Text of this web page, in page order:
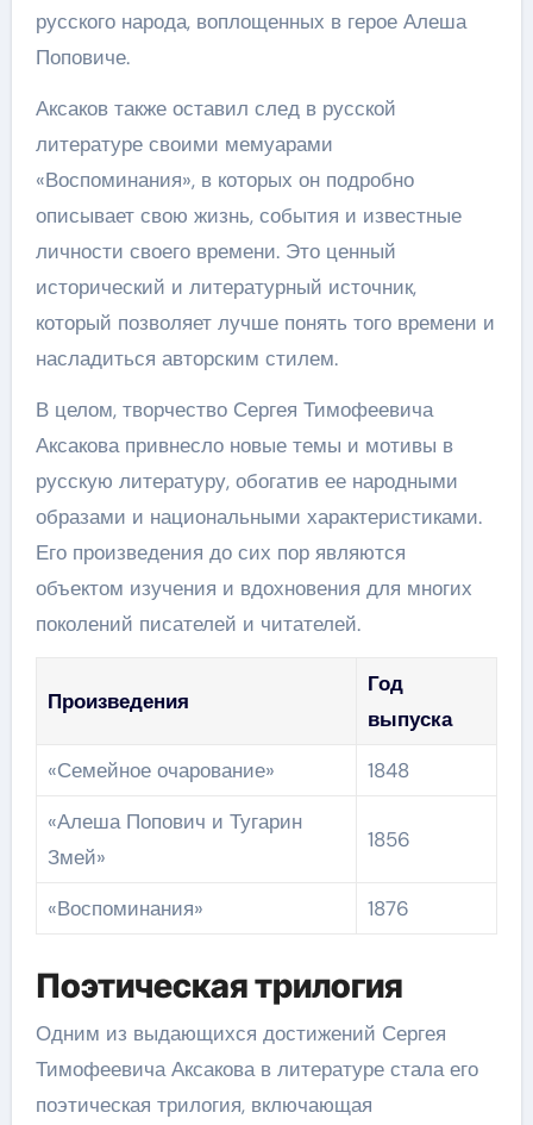
русского народа, воплощенных в герое Алеша
Поповиче.
Аксаков также оставил след в русской
литературе своими мемуарами
«Воспоминания», в которых он подробно
описывает свою жизнь, события и известные
личности своего времени. Это ценный
исторический и литературный источник,
который позволяет лучше понять того времени и
насладиться авторским стилем.
В целом, творчество Сергея Тимофеевича
Аксакова привнесло новые темы и мотивы в
русскую литературу, обогатив ее народными
образами и национальными характеристиками.
Его произведения до сих пор являются
объектом изучения и вдохновения для многих
поколений писателей и читателей.
Произведения
Год
выпуска
«Семейное очарование»
1848
«Алеша Попович и Тугарин
Змей»
1856
«Воспоминания» 1876
Поэтическая трилогия
Одним из выдающихся достижений Сергея
Тимофеевича Аксакова в литературе стала его
поэтическая трилогия, включающая